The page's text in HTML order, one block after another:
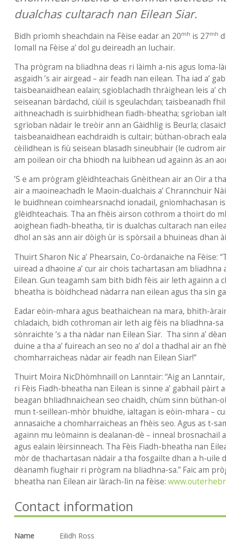
dualchas cultarach nan Eilean Siar.
Bidh prìomh sheachdain na Fèise eadar an 20mh is 27mh
Iomall na Fèise a’ dol gu deireadh an Iuchair.
Tha prògram na bliadhna deas ri làimh a-nis agus loma-
asgaidh ’s air airgead – air feadh nan eilean. Tha iad a’
taisbeanaidhean ealain; sgioblachadh thràighean leis a’
seiseanan bàrdachd, ciùil is sgeulachdan; taisbeanadh
aithneachadh is suirbhidhean fiadh-bheatha; sgrìoban
sgrìoban nàdair le treòir ann an Gàidhlig is Beurla;
taisbeanaidhean eachdraidh is cultair; bùthan-obrach
cèilidhean is fiù seisean blasadh sineubhair (le cudrom
am poilean oir cha bhiodh na luibhean ud againn às an
’S e am prògram glèidhteachais Gnèithean air an Oir a
air a maoineachadh le Maoin-dualchais a’ Chrannchuir
le buidhnean coimhearsnachd ionadail, gnìomhachasan
glèidhteachais. Tha an fhèis airson cothrom a thoirt do
aoighean fiadh-bheatha, tìr is dualchas cultarach nan
dhol an sàs ann air dòigh ùr is spòrsail a bhuineas dhan
Thuirt Sharon Nic a’ Phearsain, Co-òrdanaiche na Fèise:
uiread a dhaoine a’ cur air chois tachartasan am bliadhna
Eilean. Gun teagamh sam bith bidh fèis air leth againn a
bheatha is bòidhchead nàdarra nan eilean agus tha sin
Eadar eòin-mhara agus beathaichean na mara, bhith-
chladaich, bidh cothroman air leth aig fèis na bliadhna-sa
sònraichte ’s a tha nàdar nan Eilean Siar. Tha sinn a’
duine a tha a’ fuireach an seo no a’ dol a thadhal air an
chomharraicheas nàdar air feadh nan Eilean Siar!”
Thuirt Moira NicDhòmhnaill on Lanntair: “Aig an
ri Fèis Fiadh-bheatha nan Eilean is sinne a’ gabhail pàirt
beagan bhliadhnaichean seo chaidh, chùm sinn bùthan-
mun t-seillean-mhòr bhuidhe, ialtagan is eòin-mhara –
annasaiche a chomharraicheas an fhèis seo. Agus as t-
againn mu leòmainn is dealanan-dè – inneal brosnachail
agus ealain lèirsinneach. Tha Fèis Fiadh-bheatha nan
mòr de thachartasan nàdair a tha fosgailte dhan a h-uile
dèanamh fiughair ri prògram na bliadhna-sa.” Faic am
bheatha nan Eilean air làrach-lìn na fèise:
Contact information
Name
Eilidh Ross